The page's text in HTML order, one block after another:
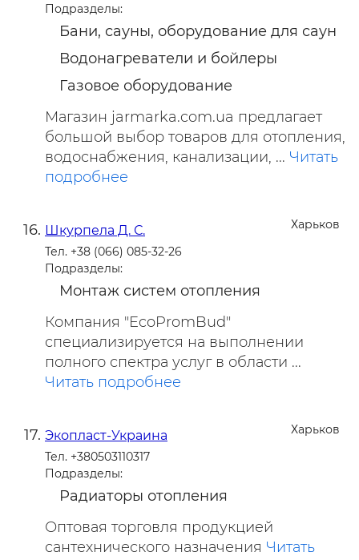
Подразделы:
Бани, сауны, оборудование для саун
Водонагреватели и бойлеры
Газовое оборудование
Магазин jarmarka.com.ua предлагает
большой выбор товаров для отопления,
водоснабжения, канализации, ... Читать
подробнее
Харьков
Шкурпела Д. С.
Тел. +38 (066) 085-32-26
Подразделы:
Монтаж систем отопления
Компания "EcoPromBud"
специализируется на выполнении
полного спектра услуг в области ...
Читать подробнее
Харьков
Экопласт-Украина
Тел. +380503110317
Подразделы:
Радиаторы отопления
Оптовая торговля продукцией
сантехнического назначения Читать